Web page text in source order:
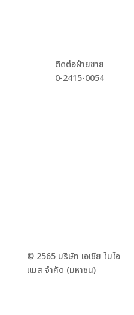
ติดต่อฝ่ายขาย
0-2415-0054
© 2565 บริษัท เอเชีย ไบโอ
แมส จำกัด (มหาชน)